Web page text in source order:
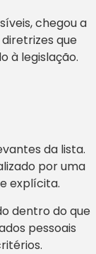
chegou a
que
à legislação.
da lista.
por uma
explícita.
dentro do que
pessoais